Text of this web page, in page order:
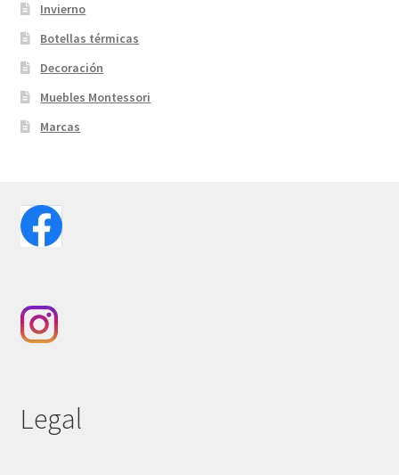
Invierno
Botellas térmicas
Decoración
Muebles Montessori
Marcas
Legal